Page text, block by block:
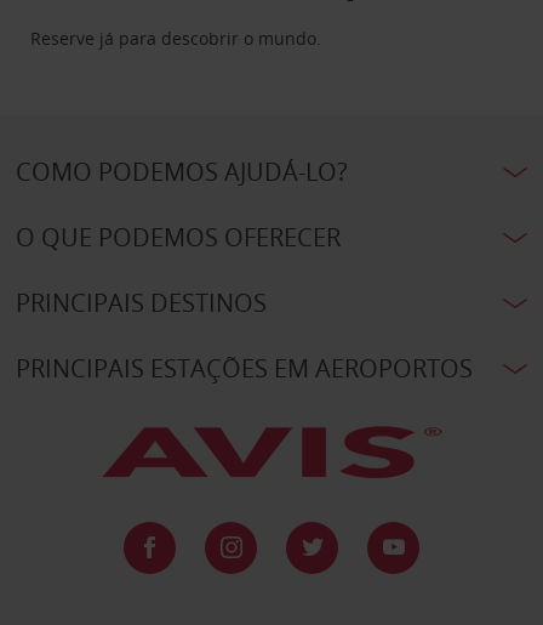
Reserve já para descobrir o mundo.
COMO PODEMOS AJUDÁ-LO?
O QUE PODEMOS OFERECER
PRINCIPAIS DESTINOS
PRINCIPAIS ESTAÇÕES EM AEROPORTOS